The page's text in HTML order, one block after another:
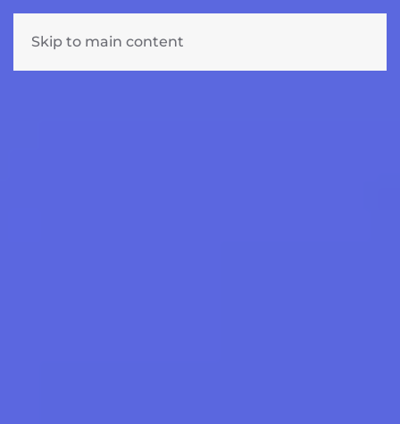
Skip to main content